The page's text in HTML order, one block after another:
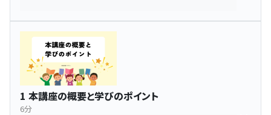
1 本講座の概要と学びのポイント
6分